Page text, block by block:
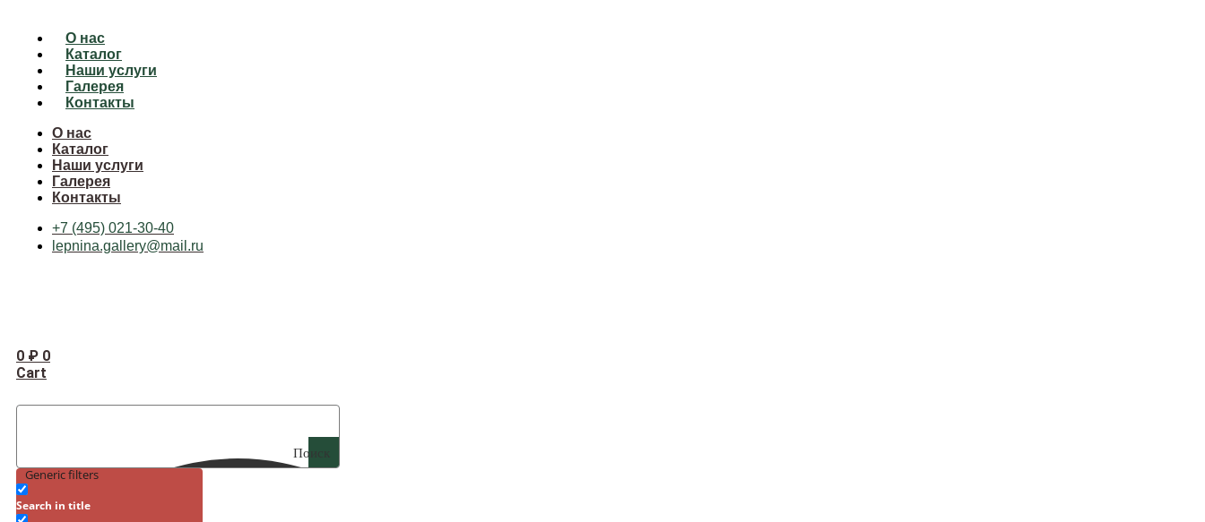
О нас
Каталог
Наши услуги
Галерея
Контакты
О нас
Каталог
Наши услуги
Галерея
Контакты
+7 (495) 021-30-40
lepnina.gallery@mail.ru
0 ₽ 0
Cart
Поиск
Generic filters
Search in title